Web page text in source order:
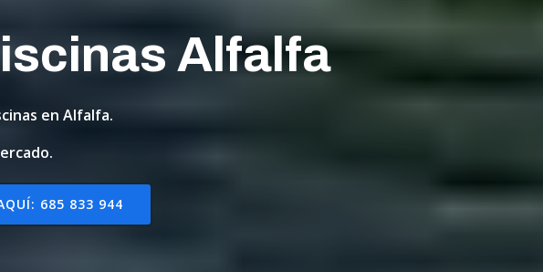
Alfalfa
en Alfalfa.
685 833 944